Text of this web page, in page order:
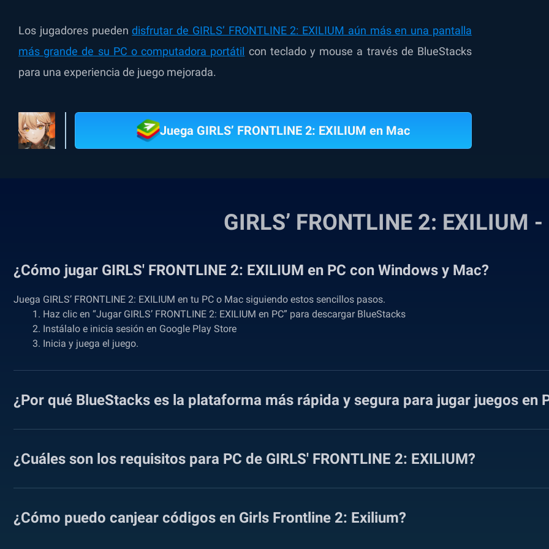
Los jugadores puedendisfrutar de GIRLS’ FRONTLINE 2: EXILIUM aún más en una pantalla
más grande de su PC o computadora portátil con teclado y mouse a través de BlueStacks
para una experiencia de juego mejorada.
Juega GIRLS’ FRONTLINE 2: EXILIUM en Mac
GIRLS’ FRONTLINE 2: EXILIUM -
¿Cómo jugar GIRLS' FRONTLINE 2: EXILIUM en PC con Windows y Mac?
Juega GIRLS’ FRONTLINE 2: EXILIUM en tu PC o Mac siguiendo estos sencillos pasos.
Haz clic en “Jugar GIRLS’ FRONTLINE 2: EXILIUM en PC” para descargar BlueStacks
Instálalo e inicia sesión en Google Play Store
Inicia y juega el juego.
¿Por qué BlueStacks es la plataforma más rápida y segura para jugar juegos en
¿Cuáles son los requisitos para PC de GIRLS' FRONTLINE 2: EXILIUM?
¿Cómo puedo canjear códigos en Girls Frontline 2: Exilium?